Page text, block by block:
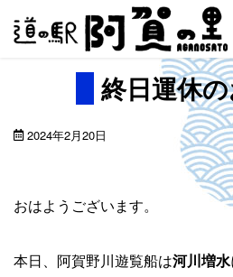
Skip
終日運休
2024年2月20日
おはようございます。
本日、阿賀野川遊覧船は河川増水